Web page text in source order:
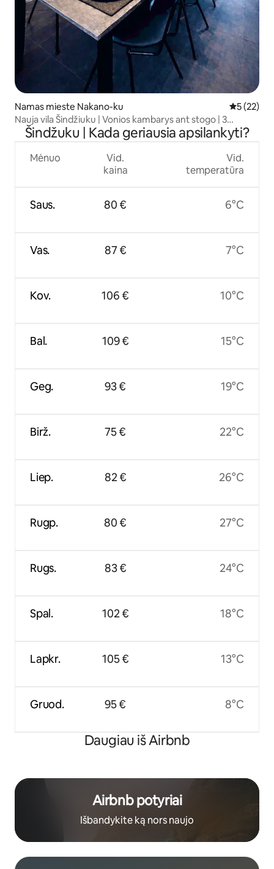
Namas mieste Nakano-ku Vidutinis
5 (22)
Nauja vila Šindžiuku | Vonios kambarys ant stogo | 3
miegamieji su vonios kambariais
Šindžuku | Kada geriausia apsilankyti?
Mėnuo
Saus.
Vas.
Kov.
Bal.
Geg.
Birž.
Liep.
Rugp.
Rugs.
Spal.
Lapkr.
Gruod.
Vid.
kaina
80 €
87 €
106 €
109 €
93 €
75 €
82 €
80 €
83 €
102 €
105 €
95 €
Vid.
temperatūra
6°C
7°C
10°C
15°C
19°C
22°C
26°C
27°C
24°C
18°C
13°C
8°C
Daugiau iš Airbnb
Airbnb potyriai
Išbandykite ką nors naujo